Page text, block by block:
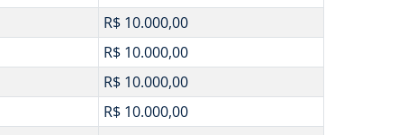
R$ 10.000,00
R$ 10.000,00
R$ 10.000,00
R$ 10.000,00